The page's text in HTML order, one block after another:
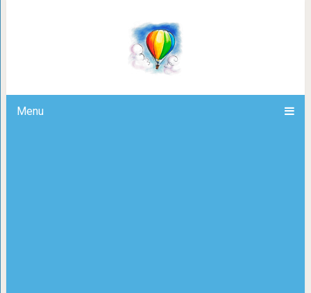
Menu
Топ-10 невероятных